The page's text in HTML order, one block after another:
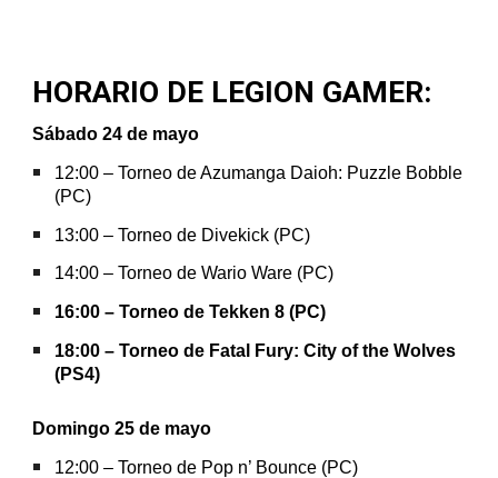
HORARIO DE LEGION GAMER:
Sábado 24 de mayo
12:00 – Torneo de Azumanga Daioh: Puzzle Bobble
(PC)
13:00 – Torneo de Divekick (PC)
14:00 – Torneo de Wario Ware (PC)
16:00 – Torneo de Tekken 8 (PC)
18:00 – Torneo de Fatal Fury: City of the Wolves
(PS4)
Domingo 25 de mayo
12:00 – Torneo de Pop n’ Bounce (PC)